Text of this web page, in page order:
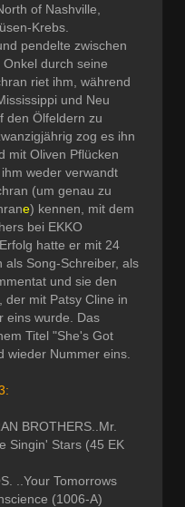
of Nashville,
Krebs.
pendelte zwischen
durch seine
riet ihm, während
und Neu
den Ölfeldern zu
zog es ihn
mit Oliven Pflücken
weder verwandt
(um genau zu
e) kennen, mit dem
bei EKKO
hatte er mit 24
Song-Schreiber, als
und sie den
der mit Patsy Cline in
eins wurde. Das
Titel "She's Got
wieder Nummer eins.
BROTHERS..Mr.
Singin' Stars (45 EK
..Your Tomorrows
(1006-A)